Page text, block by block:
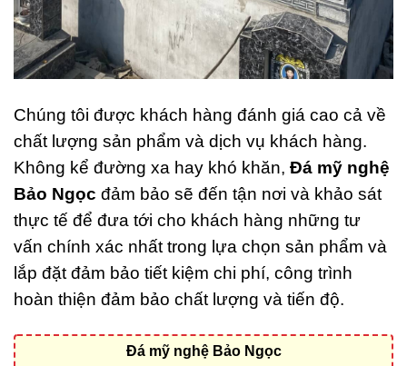
Chúng tôi được khách hàng đánh giá cao cả về
chất lượng sản phẩm và dịch vụ khách hàng.
Không kể đường xa hay khó khăn, Đá mỹ nghệ
Bảo Ngọc đảm bảo sẽ đến tận nơi và khảo sát
thực tế để đưa tới cho khách hàng những tư
vấn chính xác nhất trong lựa chọn sản phẩm và
lắp đặt đảm bảo tiết kiệm chi phí, công trình
hoàn thiện đảm bảo chất lượng và tiến độ.
Đá mỹ nghệ Bảo Ngọc